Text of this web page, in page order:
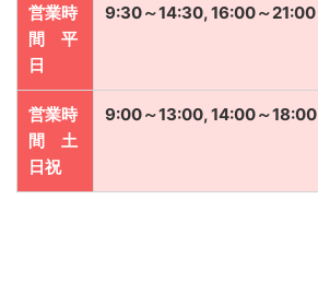
営業時
間 平
日
9:30～14:30, 16:00～21:00
営業時
間 土
日祝
9:00～13:00, 14:00～18:00